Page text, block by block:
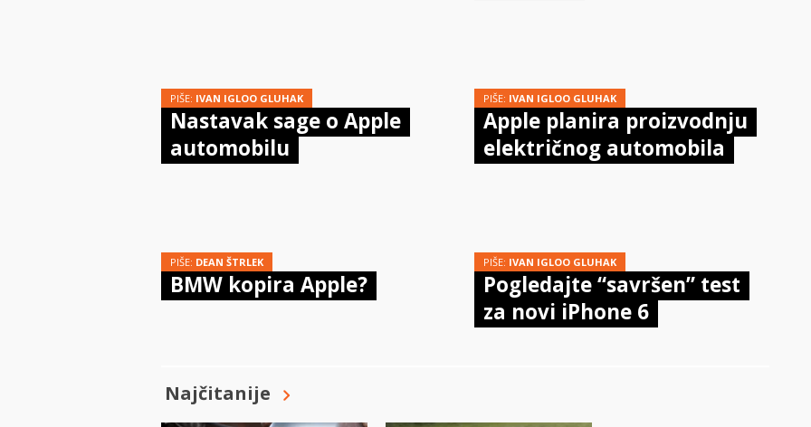
PIŠE: IVAN IGLOO GLUHAK
Nastavak sage o Apple
automobilu
PIŠE: IVAN IGLOO GLUHAK
Apple planira proizvodnju
električnog automobila
PIŠE: DEAN ŠTRLEK
BMW kopira Apple?
PIŠE: IVAN IGLOO GLUHAK
Pogledajte “savršen” test
za novi iPhone 6
Najčitanije